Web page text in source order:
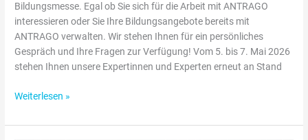
Bildungsmesse. Egal ob Sie sich für die Arbeit mit ANTRAGO
interessieren oder Sie Ihre Bildungsangebote bereits mit
ANTRAGO verwalten. Wir stehen Ihnen für ein persönliches
Gespräch und Ihre Fragen zur Verfügung! Vom 5. bis 7. Mai 2026
stehen Ihnen unsere Expertinnen und Experten erneut an Stand
Weiterlesen »